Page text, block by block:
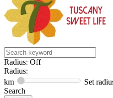
Radius: Off
Radius:
km
Set
Search